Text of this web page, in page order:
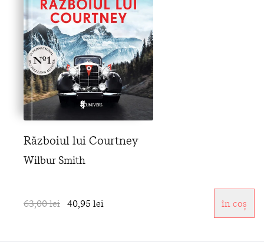
Războiul lui Courtney
Wilbur Smith
63,00 lei 40,95 lei în coș